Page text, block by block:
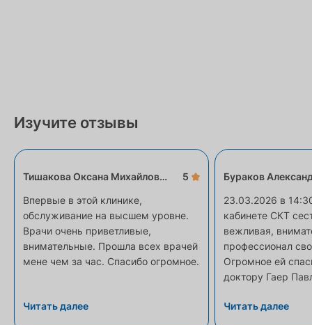
Изучите отзывы
Тишакова Оксана Михайловна
5
Впервые в этой клинике,
обслуживание на высшем уровне.
Врачи очень приветливые,
внимательные. Прошла всех врачей
мене чем за час. Спасибо огромное.
Читать далее
Бураков
23.03.2026 в
кабинете СКТ
вежливая,
профессионал
Огромное ей спасибо,
доктору Гаер
посмотрел и
Читать далее